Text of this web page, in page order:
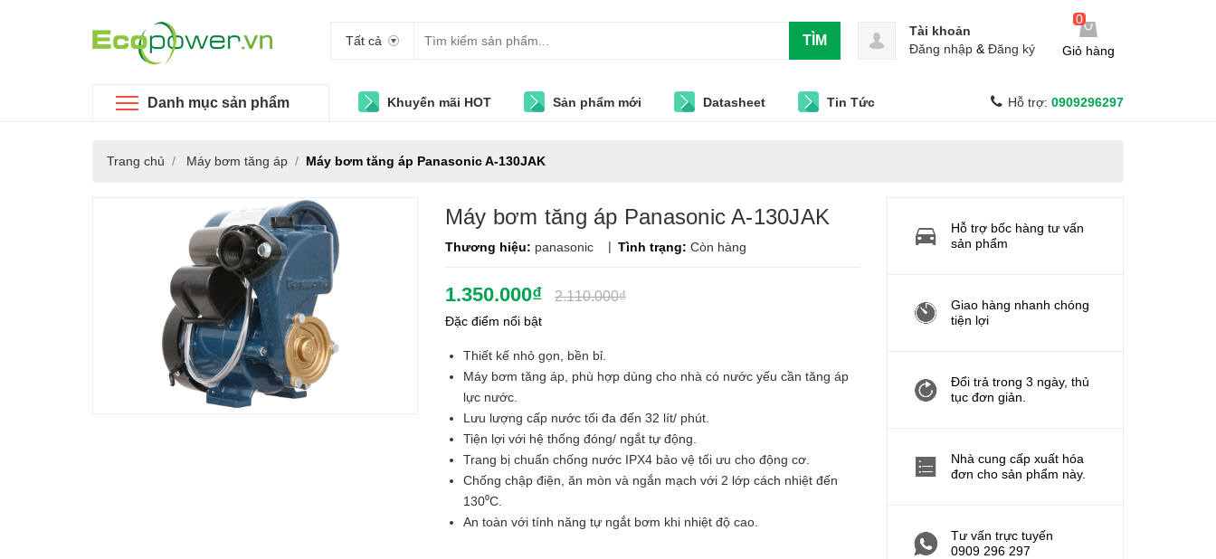
Tất cả TÌM
0
Giỏ hàng
Tài khoản
Đăng nhập & Đăng ký
Danh mục sản phẩm Khuyến mãi HOT Sản phẩm mới Datasheet Tin Tức Hỗ trợ: 0909296297
Trang chủ Máy bơm tăng áp Máy bơm tăng áp Panasonic A-130JAK
Máy bơm tăng áp Panasonic A-130JAK
Thương hiệu: panasonic | Tình trạng: Còn hàng
1.350.000₫ 2.110.000₫
Đặc điểm nổi bật
Thiết kế nhỏ gọn, bền bỉ.
Máy bơm tăng áp, phù hợp dùng cho nhà có nước yếu cần tăng áp
lực nước.
Lưu lượng cấp nước tối đa đến 32 lít/ phút.
Tiện lợi với hệ thống đóng/ ngắt tự động.
Trang bị chuẩn chống nước IPX4 bảo vệ tối ưu cho động cơ.
Chống chập điện, ăn mòn và ngắn mạch với 2 lớp cách nhiệt đến
130⁰C.
An toàn với tính năng tự ngắt bơm khi nhiệt độ cao.
Hỗ trợ bốc hàng tư vấn
sản phẩm
Giao hàng nhanh chóng
tiện lợi
Đổi trả trong 3 ngày, thủ
tục đơn giản.
Nhà cung cấp xuất hóa
đơn cho sản phẩm này.
Tư vấn trực tuyến
0909 296 297